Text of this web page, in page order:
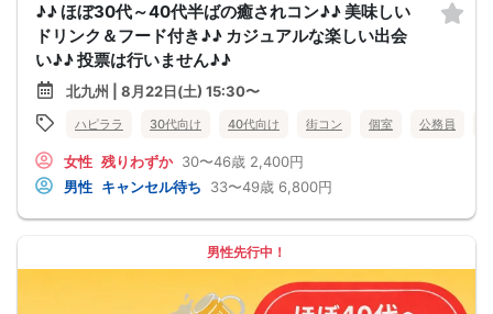
♪♪ ほぼ30代～40代半ばの癒されコン♪♪ 美味しい
ドリンク＆フード付き♪♪ カジュアルな楽しい出会
い♪♪ 投票は行いません♪♪
北九州 | 8月22日(土) 15:30〜
ハピララ 30代向け 40代向け 街コン 個室 公務員
女性 残りわずか 30〜46歳 2,400円
男性 キャンセル待ち 33〜49歳 6,800円
男性先行中！